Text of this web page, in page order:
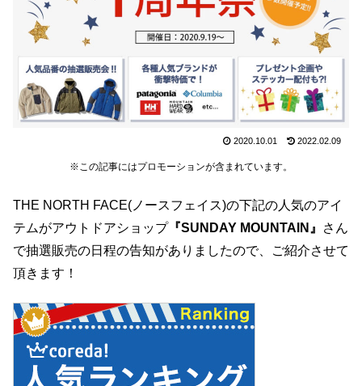
2020.10.01 2022.02.09
※この記事にはプロモーションが含まれています。
THE NORTH FACE(ノースフェイス)の下記の人気のアイ
テムがアウトドアショップ『SUNDAY MOUNTAIN』
さん
で抽選販売の日程の告知がありましたので、ご紹介させて
頂きます！